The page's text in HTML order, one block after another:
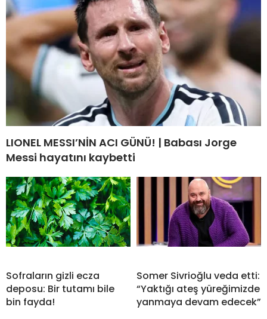
LIONEL MESSI’NİN ACI GÜNÜ! | Babası Jorge
Messi hayatını kaybetti
Sofraların gizli ecza
deposu: Bir tutamı bile
bin fayda!
Somer Sivrioğlu veda etti:
“Yaktığı ateş yüreğimizde
yanmaya devam edecek”